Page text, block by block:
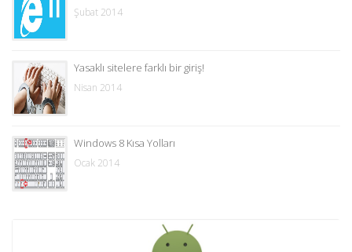
Şubat 2014
Yasaklı sitelere farklı bir giriş!
Nisan 2014
Windows 8 Kısa Yolları
Ocak 2014